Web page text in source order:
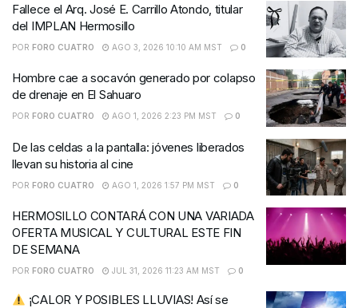
Fallece el Arq. José E. Carrillo Atondo, titular
del IMPLAN Hermosillo
POR FORO CUATRO AGO 3, 2026 10:10 AM MST 0
Hombre cae a socavón generado por colapso
de drenaje en El Sahuaro
POR FORO CUATRO AGO 1, 2026 2:23 PM MST 0
De las celdas a la pantalla: jóvenes liberados
llevan su historia al cine
POR FORO CUATRO AGO 1, 2026 1:57 PM MST 0
HERMOSILLO CONTARÁ CON UNA VARIADA
OFERTA MUSICAL Y CULTURAL ESTE FIN
DE SEMANA
POR FORO CUATRO JUL 31, 2026 11:23 AM MST 0
¡CALOR Y POSIBLES LLUVIAS! Así se